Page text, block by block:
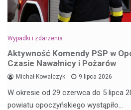
Wypadki i zdarzenia
Aktywność Komendy PSP w
Czasie Nawałnicy i Pożarów
Michał Kowalczyk 9 lipca 2026
W okresie od 29 czerwca do 5 lipca
powiatu opoczyńskiego wystąpiło…